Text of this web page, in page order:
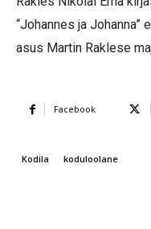
“Johannes ja
asus Martin Raklese
Facebook
Kodila koduloolane